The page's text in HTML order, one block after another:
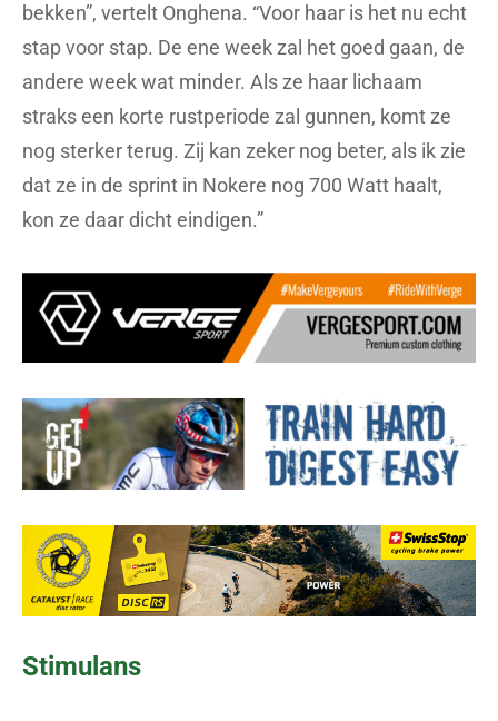
bekken”, vertelt Onghena. “Voor haar is het nu echt
stap voor stap. De ene week zal het goed gaan, de
andere week wat minder. Als ze haar lichaam
straks een korte rustperiode zal gunnen, komt ze
nog sterker terug. Zij kan zeker nog beter, als ik zie
dat ze in de sprint in Nokere nog 700 Watt haalt,
kon ze daar dicht eindigen.”
Stimulans